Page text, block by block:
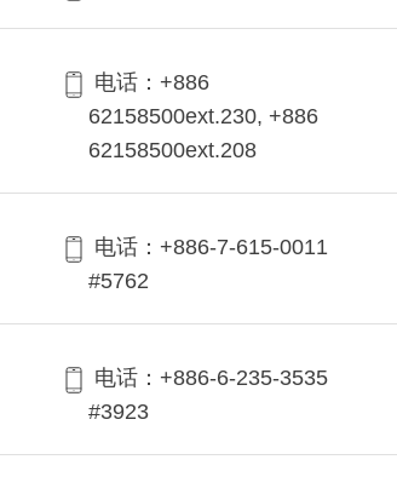
电话：+886
62158500ext.230, +886
62158500ext.208
电话：+886-7-615-0011
#5762
电话：+886-6-235-3535
#3923